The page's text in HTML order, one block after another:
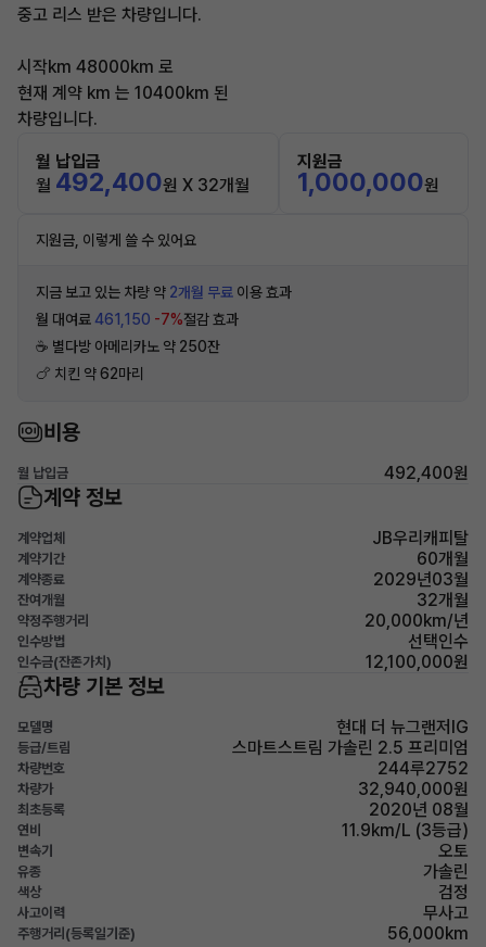
중고 리스 받은 차량입니다.
시작km 48000km 로
현재 계약 km 는 10400km 된
차량입니다.
월 납입금
월 492,400원 X 32개월
지원금
1,000,000원
지원금, 이렇게 쓸 수 있어요
지금 보고 있는 차량 약 2개월 무료 이용 효과
월 대여료461,150 -7%절감 효과
☕️ 별다방 아메리카노 약 250잔
🍗 치킨 약 62마리
비용
월 납입금 492,400원
계약 정보
계약업체 JB우리캐피탈
계약기간 60개월
계약종료 2029년03월
잔여개월 32개월
약정주행거리 20,000km/년
인수방법 선택인수
인수금(잔존가치) 12,100,000원
차량 기본 정보
모델명 현대 더 뉴그랜저IG
등급/트림 스마트스트림 가솔린 2.5 프리미엄
차량번호 244루2752
차량가 32,940,000원
최초등록 2020년 08월
연비 11.9km/L (3등급)
변속기 오토
유종 가솔린
색상 검정
사고이력 무사고
주행거리(등록일기준) 56,000km